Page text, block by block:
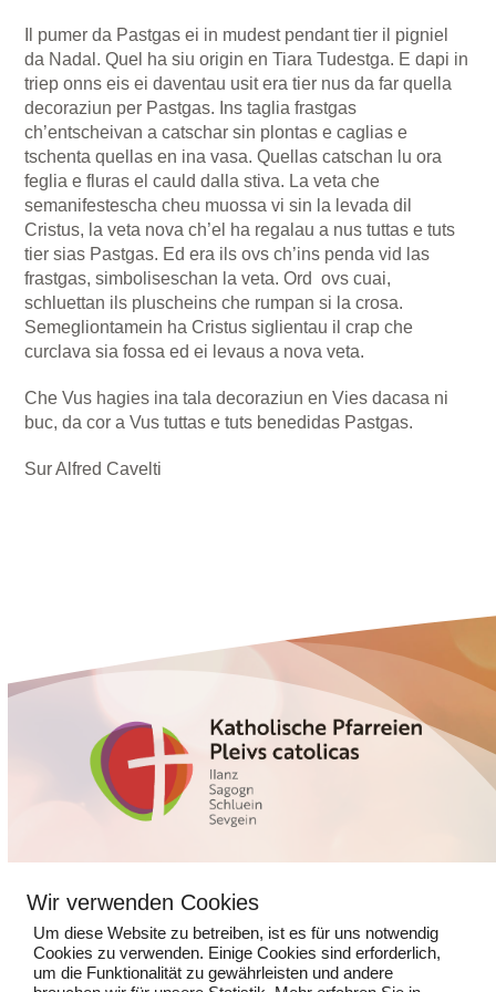
Il pumer da Pastgas ei in mudest pendant tier il pigniel
da Nadal. Quel ha siu origin en Tiara Tudestga. E dapi in
triep onns eis ei daventau usit era tier nus da far quella
decoraziun per Pastgas. Ins taglia frastgas
ch’entscheivan a catschar sin plontas e caglias e
tschenta quellas en ina vasa. Quellas catschan lu ora
feglia e fluras el cauld dalla stiva. La veta che
semanifestescha cheu muossa vi sin la levada dil
Cristus, la veta nova ch’el ha regalau a nus tuttas e tuts
tier sias Pastgas. Ed era ils ovs ch’ins penda vid las
frastgas, simboliseschan la veta. Ord ovs cuai,
schluettan ils pluscheins che rumpan si la crosa.
Semegliontamein ha Cristus siglientau il crap che
curclava sia fossa ed ei levaus a nova veta.
Che Vus hagies ina tala decoraziun en Vies dacasa ni
buc, da cor a Vus tuttas e tuts benedidas Pastgas.
Sur Alfred Cavelti
7130 Ilanz
081 925 14 13
kathpfarramtilanz@kns.ch
Wir verwenden Cookies
Um diese Website zu betreiben, ist es für uns notwendig
Cookies zu verwenden. Einige Cookies sind erforderlich,
um die Funktionalität zu gewährleisten und andere